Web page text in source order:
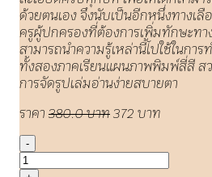
ด้วยตนเอง จึงนับเป็นอีกหนึ่งทางเลื
ครูผู้ปกครองที่ต้องการเพิ่มทักษะทา
สามารถนำความรู้เหล่านี้ไปใช้ในกา
ทั้งสองภาคเรียนแผนภาพพิมพ์สี่สี ส
การจัดรูปเล่มอ่านง่ายสบายตา
ราคา 380.0 บาท372 บาท
-